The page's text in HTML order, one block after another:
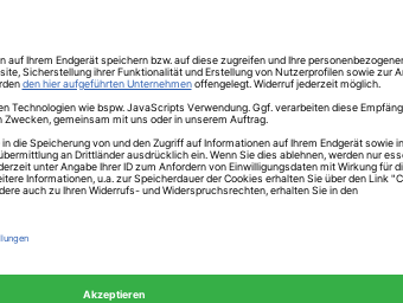
Uvex Plug-In LED Rücklicht
12,95 €